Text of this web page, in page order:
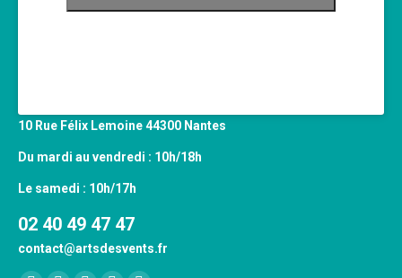
10 Rue Félix Lemoine 44300 Nantes
Du mardi au vendredi : 10h/18h
Le samedi : 10h/17h
02 40 49 47 47
contact@artsdesvents.fr